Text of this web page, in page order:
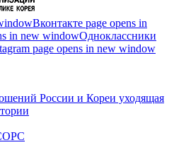
Вконтакте page opens in
in new windowОдноклассники
page opens in new window
России и Кореи уходящая